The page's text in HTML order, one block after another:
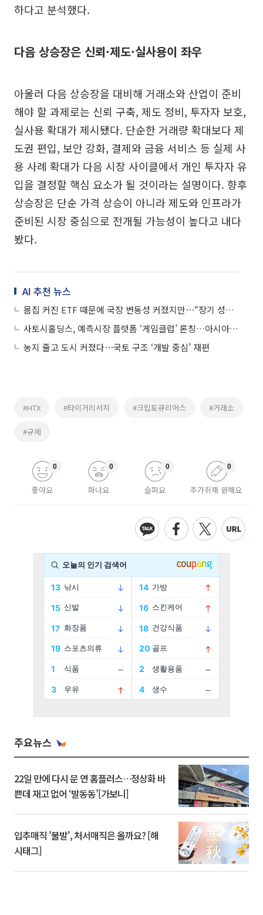
하다고 분석했다.
다음 상승장은 신뢰·제도·실사용이 좌우
아울러 다음 상승장을 대비해 거래소와 산업이 준비
해야 할 과제로는 신뢰 구축, 제도 정비, 투자자 보호,
실사용 확대가 제시됐다. 단순한 거래량 확대보다 제
도권 편입, 보안 강화, 결제와 금융 서비스 등 실제 사
용 사례 확대가 다음 시장 사이클에서 개인 투자자 유
입을 결정할 핵심 요소가 될 것이라는 설명이다. 향후
상승장은 단순 가격 상승이 아니라 제도와 인프라가
준비된 시장 중심으로 전개될 가능성이 높다고 내다
봤다.
AI 추천 뉴스
몸집 커진 ETF 때문에 국장 변동성 커졌지만⋯“장기 성과는 기업 체력”
사토시홀딩스, 예측시장 플랫폼 ‘게임클럽’ 론칭…아시아 시장 공략
농지 줄고 도시 커졌다⋯국토 구조 ‘개발 중심’ 재편
#HTX #타이거리서치 #크립토큐리어스 #거래소
#규제
좋아요
0
화나요
0
슬퍼요
0
추가취재 원해요
0
주요뉴스
22일 만에 다시 문 연 홈플러스…정상화 바
쁜데 재고 없어 ‘발동동’[가보니]
입추매직 '불발', 처서매직은 올까요? [해
시태그]